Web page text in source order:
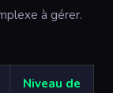
à gérer.
Niveau de